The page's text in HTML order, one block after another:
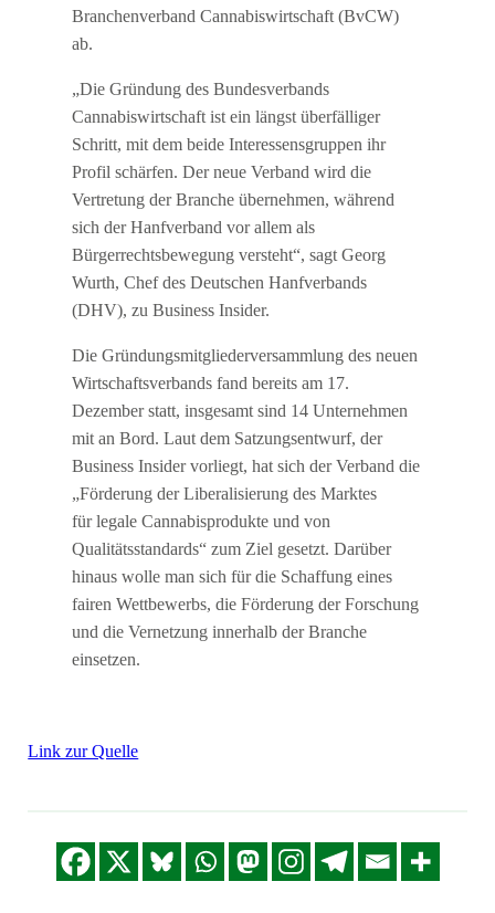
Branchenverband Cannabiswirtschaft (BvCW)
ab.
„Die Gründung des Bundesverbands
Cannabiswirtschaft ist ein längst überfälliger
Schritt, mit dem beide Interessensgruppen ihr
Profil schärfen. Der neue Verband wird die
Vertretung der Branche übernehmen, während
sich der Hanfverband vor allem als
Bürgerrechtsbewegung versteht“, sagt Georg
Wurth, Chef des Deutschen Hanfverbands
(DHV), zu Business Insider.
Die Gründungsmitgliederversammlung des neuen
Wirtschaftsverbands fand bereits am 17.
Dezember statt, insgesamt sind 14 Unternehmen
mit an Bord. Laut dem Satzungsentwurf, der
Business Insider vorliegt, hat sich der Verband die
„Förderung der Liberalisierung des Marktes
für legale Cannabisprodukte und von
Qualitätsstandards“ zum Ziel gesetzt. Darüber
hinaus wolle man sich für die Schaffung eines
fairen Wettbewerbs, die Förderung der Forschung
und die Vernetzung innerhalb der Branche
einsetzen.
Link zur Quelle